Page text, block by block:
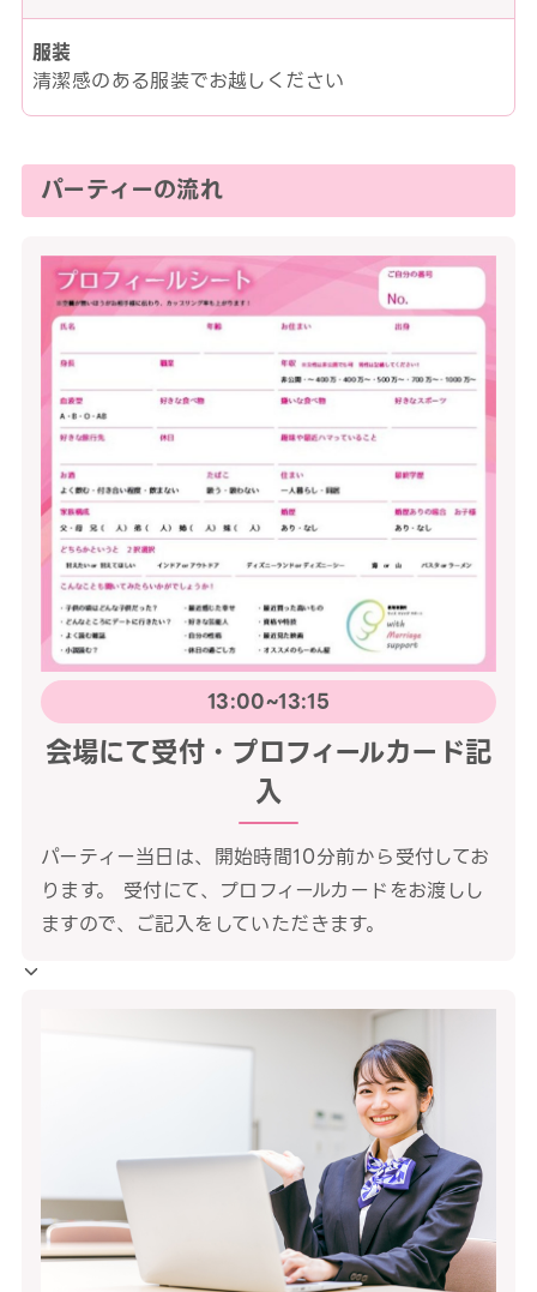
服装
清潔感のある服装でお越しください
パーティーの流れ
13:00~13:15
会場にて受付・プロフィールカード記
入
パーティー当日は、開始時間10分前から受付してお
ります。 受付にて、プロフィールカードをお渡しし
ますので、ご記入をしていただきます。